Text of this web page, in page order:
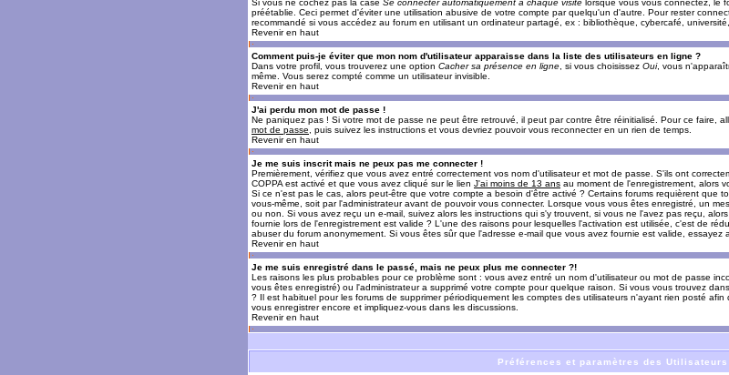
Si vous ne cochez pas la case Se connecter automatiquement à chaque visite lorsque vous vous connectez, le
préétablie. Ceci permet d'éviter une utilisation abusive de votre compte par quelqu'un d'autre. Pour rester
recommandé si vous accédez au forum en utilisant un ordinateur partagé, ex : bibliothèque, cybercafé,
Revenir en haut
Comment puis-je éviter que mon nom d'utilisateur apparaisse dans la liste des utilisateurs en ligne ?
Dans votre profil, vous trouverez une option Cacher sa présence en ligne , si vous choisissez Oui, vous
même. Vous serez compté comme un utilisateur invisible.
Revenir en haut
J'ai perdu mon mot de passe !
Ne paniquez pas ! Si votre mot de passe ne peut être retrouvé, il peut par contre être réinitialisé. Pour ce faire,
mot de passe , puis suivez les instructions et vous devriez pouvoir vous reconnecter en un rien de temps.
Revenir en haut
Je me suis inscrit mais ne peux pas me connecter !
Premièrement, vérifiez que vous avez entré correctement vos nom d'utilisateur et mot de passe. S'ils ont
COPPA est activé et que vous avez cliqué sur le lien J'ai moins de 13 ans au moment de l'enregistrement, alors
Si ce n'est pas le cas, alors peut-être que votre compte a besoin d'être activé ? Certains forums requièrent que
vous-même, soit par l'administrateur avant de pouvoir vous connecter. Lorsque vous vous êtes enregistré, un
ou non. Si vous avez reçu un e-mail, suivez alors les instructions qui s'y trouvent, si vous ne l'avez pas reçu,
fournie lors de l'enregistrement est valide ? L'une des raisons pour lesquelles l'activation est utilisée, c'est de
abuser du forum anonymement. Si vous êtes sûr que l'adresse e-mail que vous avez fournie est valide, essayez
Revenir en haut
Je me suis enregistré dans le passé, mais ne peux plus me connecter ?!
Les raisons les plus probables pour ce problème sont : vous avez entré un nom d'utilisateur ou mot de passe
vous êtes enregistré) ou l'administrateur a supprimé votre compte pour quelque raison. Si vous vous trouvez
? Il est habituel pour les forums de supprimer périodiquement les comptes des utilisateurs n'ayant rien posté
vous enregistrer encore et impliquez-vous dans les discussions.
Revenir en haut
Préférences et paramètres des Utilisateurs